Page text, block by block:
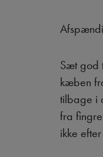
Sæt god
kæben
tilbage i
fra
ikke